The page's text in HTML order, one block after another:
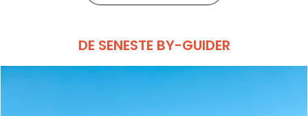
DE SENESTE BY-GUIDER